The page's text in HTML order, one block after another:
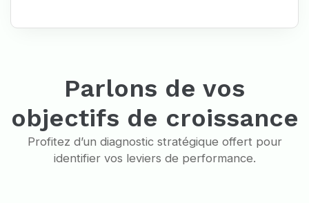
Parlons de vos
objectifs de croissance
Profitez d’un diagnostic stratégique offert pour
identifier vos leviers de performance.